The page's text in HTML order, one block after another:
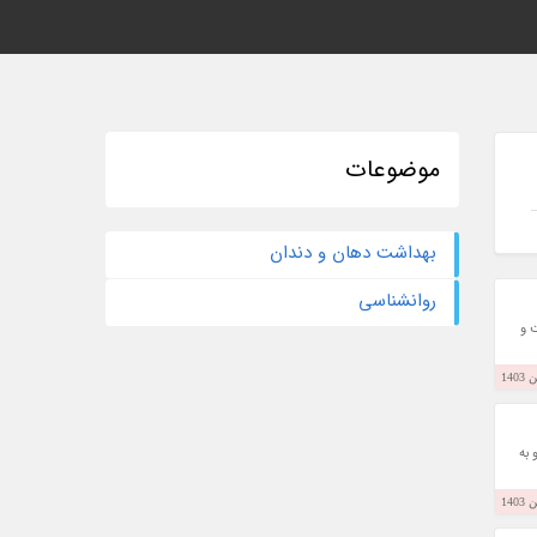
و
به
موضوعات
بهداشت دهان و دندان
روانشناسی